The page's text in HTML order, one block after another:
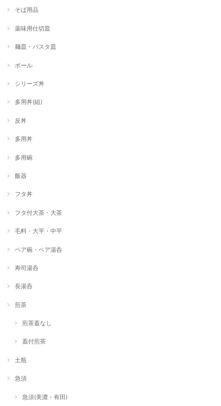
そば用品
薬味用仕切皿
麺皿・パスタ皿
ボール
シリーズ丼
多用丼(組)
反丼
多用丼
多用碗
飯器
フタ丼
フタ付大茶・大茶
毛料・大平・中平
ペア碗・ペア湯呑
寿司湯呑
長湯呑
煎茶
煎茶蓋なし
蓋付煎茶
土瓶
急須
急須(美濃・有田)